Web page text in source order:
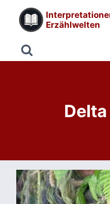
Inhalt
springen
Erzählwelten